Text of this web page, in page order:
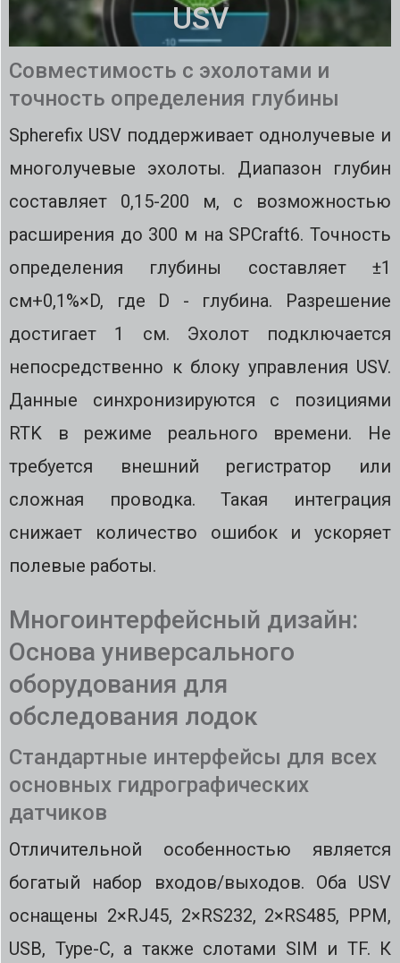
USV
Совместимость с эхолотами и
точность определения глубины
Spherefix USV поддерживает однолучевые и
многолучевые эхолоты. Диапазон глубин
составляет 0,15-200 м, с возможностью
расширения до 300 м на SPCraft6. Точность
определения глубины составляет ±1
см+0,1%×D, где D - глубина. Разрешение
достигает 1 см. Эхолот подключается
непосредственно к блоку управления USV.
Данные синхронизируются с позициями
RTK в режиме реального времени. Не
требуется внешний регистратор или
сложная проводка. Такая интеграция
снижает количество ошибок и ускоряет
полевые работы.
Многоинтерфейсный дизайн:
Основа универсального
оборудования для
обследования лодок
Стандартные интерфейсы для всех
основных гидрографических
датчиков
Отличительной особенностью является
богатый набор входов/выходов. Оба USV
оснащены 2×RJ45, 2×RS232, 2×RS485, PPM,
USB, Type-C, а также слотами SIM и TF. К